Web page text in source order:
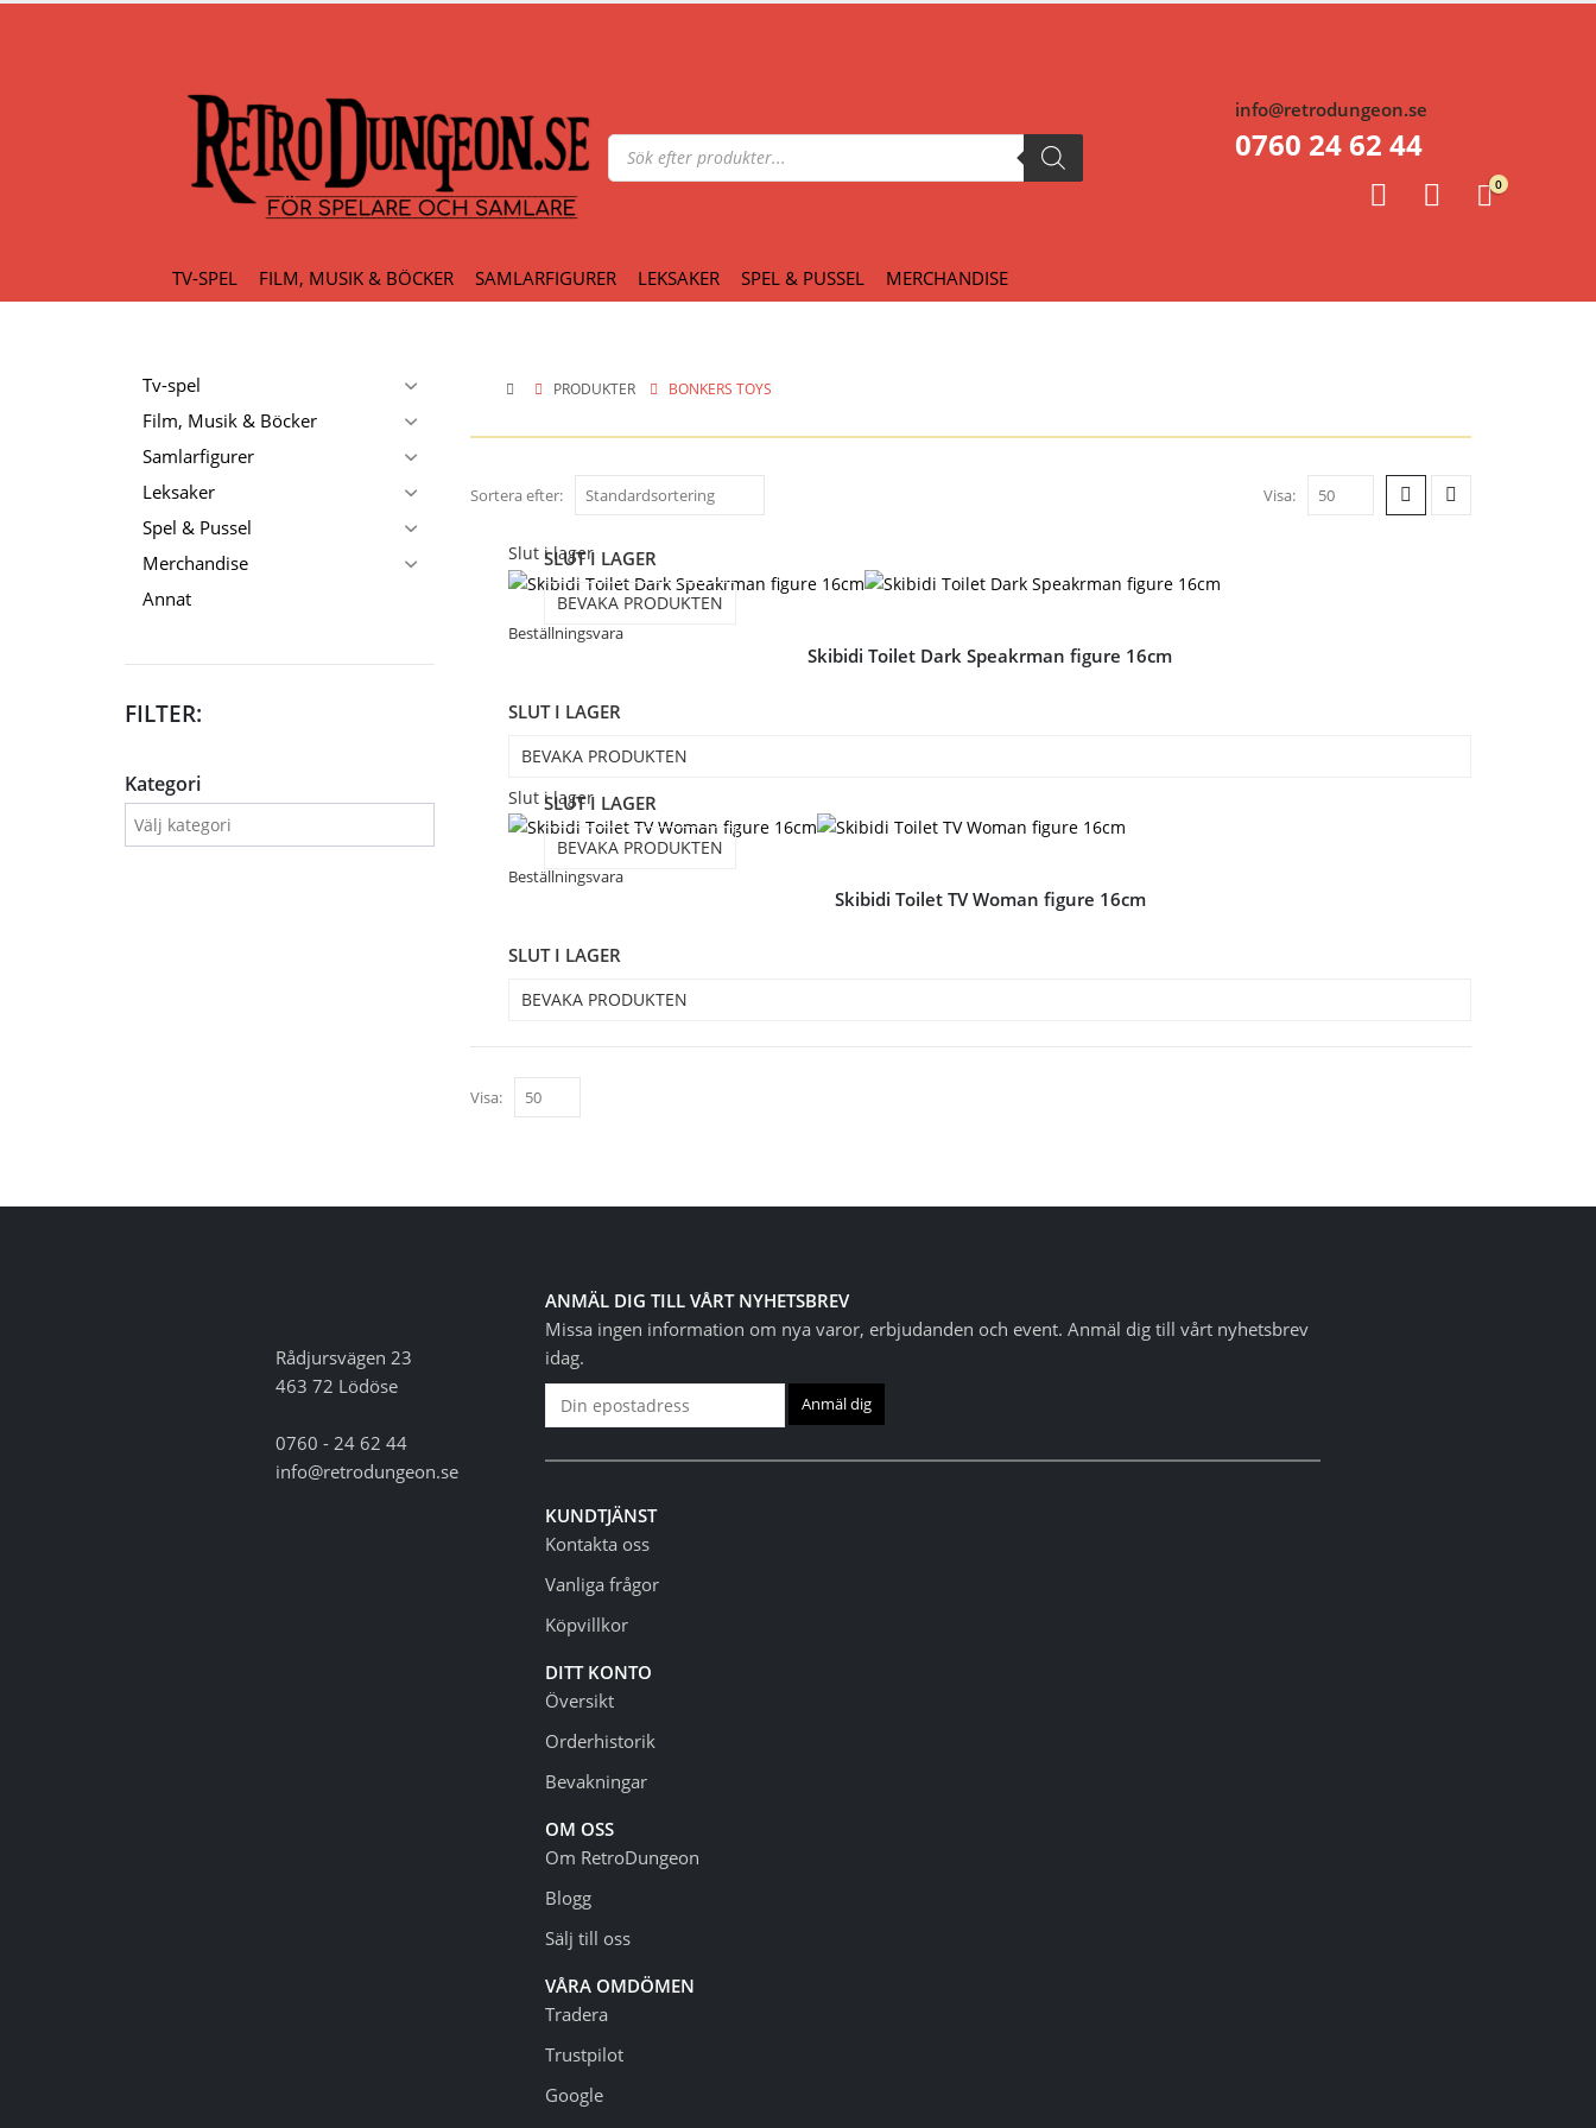
Produktsökning
info@retrodungeon.se
0760 24 62 44
0
TV-SPEL FILM, MUSIK & BÖCKER SAMLARFIGURER LEKSAKER SPEL & PUSSEL MERCHANDISE
PRODUKTER BONKERS TOYS
Sortera efter: Visa:
Slut i lager
Beställningsvara
SLUT I LAGER
BEVAKA PRODUKTEN
Skibidi Toilet Dark Speakrman figure 16cm
SLUT I LAGER
BEVAKA PRODUKTEN
Slut i lager
Beställningsvara
SLUT I LAGER
BEVAKA PRODUKTEN
Skibidi Toilet TV Woman figure 16cm
SLUT I LAGER
BEVAKA PRODUKTEN
Visa:
Tv-spel
Film, Musik & Böcker
Samlarfigurer
Leksaker
Spel & Pussel
Merchandise
Annat
FILTER:
Kategori
Rådjursvägen 23
463 72 Lödöse
0760 - 24 62 44
info@retrodungeon.se
ANMÄL DIG TILL VÅRT NYHETSBREV
Missa ingen information om nya varor, erbjudanden och event. Anmäl dig till vårt nyhetsbrev
idag.
KUNDTJÄNST
Kontakta oss
Vanliga frågor
Köpvillkor
DITT KONTO
Översikt
Orderhistorik
Bevakningar
OM OSS
Om RetroDungeon
Blogg
Sälj till oss
VÅRA OMDÖMEN
Tradera
Trustpilot
Google